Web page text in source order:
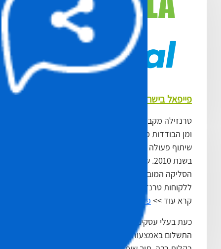
פייפאל בישראל
טרנזילה מקבוצת הינה החברה הראשונה בישראל,
ומן הבודדות מחוץ לארה"ב אשר חתמה על הסכם
שיתוף פעולה עם חברת
בשנת 2010. שיתוף הפעולה בין טרנזילה לחברת
ללקוחות טרנזילה אפיקי תשלום חדשים.
קרא עוד >> פייפל בישראל
כעת בעלי עסקים המעוניינים לספק את אפשרות